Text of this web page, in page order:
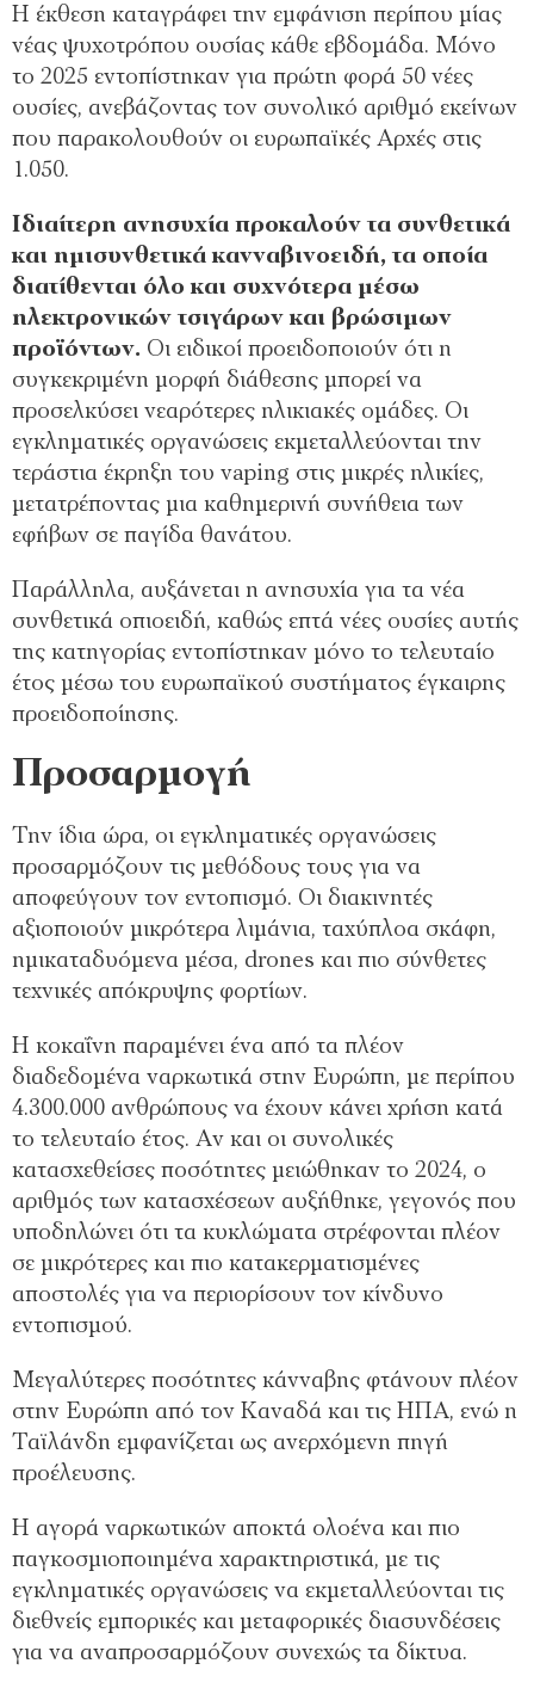
Η έκθεση καταγράφει την εμφάνιση περίπου μίας
νέας ψυχοτρόπου ουσίας κάθε εβδομάδα. Μόνο
το 2025 εντοπίστηκαν για πρώτη φορά 50 νέες
ουσίες, ανεβάζοντας τον συνολικό αριθμό εκείνων
που παρακολουθούν οι ευρωπαϊκές Αρχές στις
1.050.
Ιδιαίτερη ανησυχία προκαλούν τα συνθετικά
και ημισυνθετικά κανναβινοειδή, τα οποία
διατίθενται όλο και συχνότερα μέσω
ηλεκτρονικών τσιγάρων και βρώσιμων
προϊόντων. Οι ειδικοί προειδοποιούν ότι η
συγκεκριμένη μορφή διάθεσης μπορεί να
προσελκύσει νεαρότερες ηλικιακές ομάδες. Οι
εγκληματικές οργανώσεις εκμεταλλεύονται την
τεράστια έκρηξη του vaping στις μικρές ηλικίες,
μετατρέποντας μια καθημερινή συνήθεια των
εφήβων σε παγίδα θανάτου.
Παράλληλα, αυξάνεται η ανησυχία για τα νέα
συνθετικά οπιοειδή, καθώς επτά νέες ουσίες αυτής
της κατηγορίας εντοπίστηκαν μόνο το τελευταίο
έτος μέσω του ευρωπαϊκού συστήματος έγκαιρης
προειδοποίησης.
Προσαρμογή
Την ίδια ώρα, οι εγκληματικές οργανώσεις
προσαρμόζουν τις μεθόδους τους για να
αποφεύγουν τον εντοπισμό. Οι διακινητές
αξιοποιούν μικρότερα λιμάνια, ταχύπλοα σκάφη,
ημικαταδυόμενα μέσα, drones και πιο σύνθετες
τεχνικές απόκρυψης φορτίων.
Η κοκαΐνη παραμένει ένα από τα πλέον
διαδεδομένα ναρκωτικά στην Ευρώπη, με περίπου
4.300.000 ανθρώπους να έχουν κάνει χρήση κατά
το τελευταίο έτος. Αν και οι συνολικές
κατασχεθείσες ποσότητες μειώθηκαν το 2024, ο
αριθμός των κατασχέσεων αυξήθηκε, γεγονός που
υποδηλώνει ότι τα κυκλώματα στρέφονται πλέον
σε μικρότερες και πιο κατακερματισμένες
αποστολές για να περιορίσουν τον κίνδυνο
εντοπισμού.
Μεγαλύτερες ποσότητες κάνναβης φτάνουν πλέον
στην Ευρώπη από τον Καναδά και τις ΗΠΑ, ενώ η
Ταϊλάνδη εμφανίζεται ως ανερχόμενη πηγή
προέλευσης.
Η αγορά ναρκωτικών αποκτά ολοένα και πιο
παγκοσμιοποιημένα χαρακτηριστικά, με τις
εγκληματικές οργανώσεις να εκμεταλλεύονται τις
διεθνείς εμπορικές και μεταφορικές διασυνδέσεις
για να αναπροσαρμόζουν συνεχώς τα δίκτυα.